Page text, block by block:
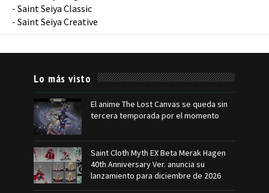
- Saint Seiya Classic
- Saint Seiya Creative
Lo más visto
El anime The Lost Canvas se queda sin
tercera temporada por el momento
Saint Cloth Myth EX Beta Merak Hagen
40th Anniversary Ver. anuncia su
lanzamiento para diciembre de 2026